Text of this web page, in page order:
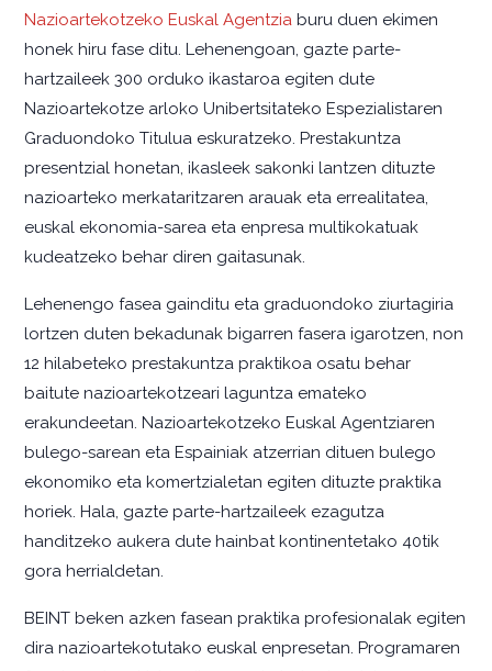
Nazioartekotzeko Euskal Agentzia buru duen ekimen
honek hiru fase ditu. Lehenengoan, gazte parte-
hartzaileek 300 orduko ikastaroa egiten dute
Nazioartekotze arloko Unibertsitateko Espezialistaren
Graduondoko Titulua eskuratzeko. Prestakuntza
presentzial honetan, ikasleek sakonki lantzen dituzte
nazioarteko merkataritzaren arauak eta errealitatea,
euskal ekonomia-sarea eta enpresa multikokatuak
kudeatzeko behar diren gaitasunak.
Lehenengo fasea gainditu eta graduondoko ziurtagiria
lortzen duten bekadunak bigarren fasera igarotzen, non
12 hilabeteko prestakuntza praktikoa osatu behar
baitute nazioartekotzeari laguntza emateko
erakundeetan. Nazioartekotzeko Euskal Agentziaren
bulego-sarean eta Espainiak atzerrian dituen bulego
ekonomiko eta komertzialetan egiten dituzte praktika
horiek. Hala, gazte parte-hartzaileek ezagutza
handitzeko aukera dute hainbat kontinentetako 40tik
gora herrialdetan.
BEINT beken azken fasean praktika profesionalak egiten
dira nazioartekotutako euskal enpresetan. Programaren